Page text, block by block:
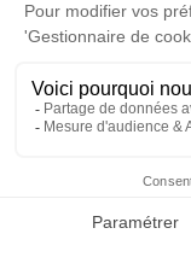
4.7/5 - 34 avis
03 67 80 47 72
Nos Services